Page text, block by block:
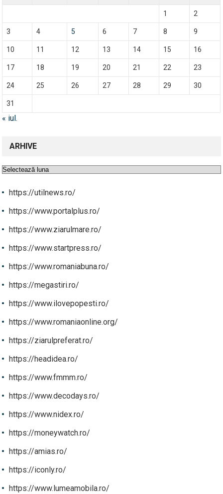
1 2
3 4 5 6 7 8 9
10 11 12 13 14 15 16
17 18 19 20 21 22 23
24 25 26 27 28 29 30
31
« iul.
ARHIVE
Arhive
https://utilnews.ro/
https://www.portalplus.ro/
https://www.ziarulmare.ro/
https://www.startpress.ro/
https://www.romaniabuna.ro/
https://megastiri.ro/
https://www.ilovepopesti.ro/
https://www.romaniaonline.org/
https://ziarulpreferat.ro/
https://headidea.ro/
https://www.fmmm.ro/
https://www.decodays.ro/
https://www.nidex.ro/
https://moneywatch.ro/
https://amias.ro/
https://iconly.ro/
https://www.lumeamobila.ro/